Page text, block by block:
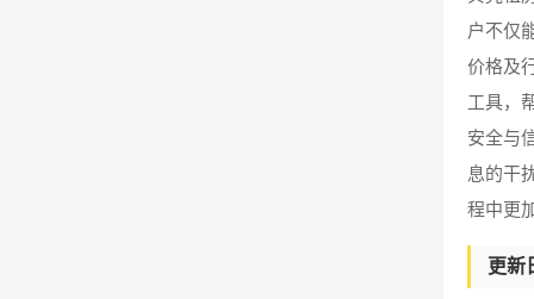
户不仅
价格及
工具，
安全与
息的干
程中更
更新